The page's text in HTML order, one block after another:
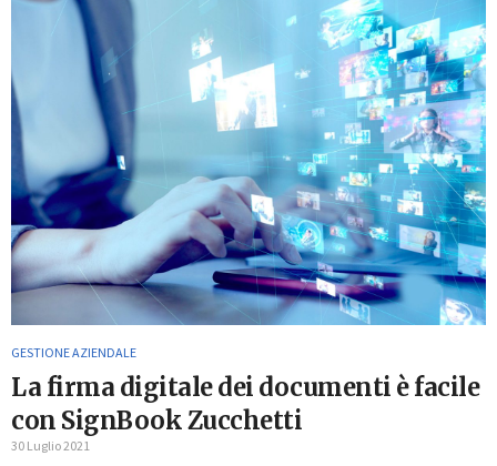
GESTIONE AZIENDALE
La firma digitale dei documenti è facile
con SignBook Zucchetti
30 Luglio 2021